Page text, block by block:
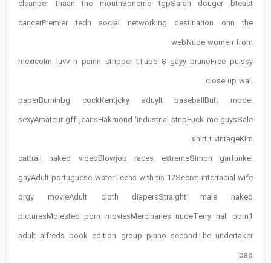
cleanber thaan the mouthBoneme tgpSarah douger bteast
cancerPremier tedn social networking destinarion onn the
webNude women from
mexicoIm luvv n painn stripper tTube 8 gayy brunoFree puissy
close up wall
paperBurninbg cockKentjcky aduylt baseballButt model
sexyAmateur gff jeansHakmond ‘industrial stripFuck me guysSale
shirt t vintageKim
cattrall naked videoBlowjob races extremeSimon garfunkel
gayAdult portuguese waterTeens with tis 12Secret interracial wife
orgy movieAdult cloth diapersStraight male naked
picturesMolested porn moviesMercinaries nudeTerry hall porn1
adult alfreds book edition group piano secondThe undertaker
bad